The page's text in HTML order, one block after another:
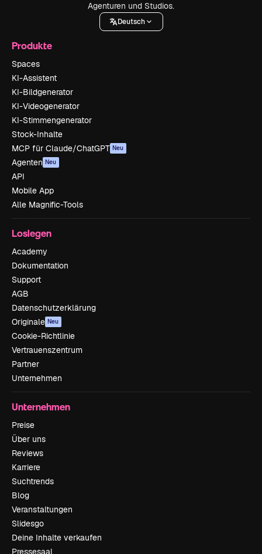
Agenturen und Studios.
Deutsch
Produkte
Spaces
KI-Assistent
KI-Bildgenerator
KI-Videogenerator
KI-Stimmengenerator
Stock-Inhalte
MCP für Claude/ChatGPT Neu
Agenten Neu
API
Mobile App
Alle Magnific-Tools
Loslegen
Academy
Dokumentation
Support
AGB
Datenschutzerklärung
Originale Neu
Cookie-Richtlinie
Vertrauenszentrum
Partner
Unternehmen
Unternehmen
Preise
Über uns
Reviews
Karriere
Suchtrends
Blog
Veranstaltungen
Slidesgo
Deine Inhalte verkaufen
Pressesaal